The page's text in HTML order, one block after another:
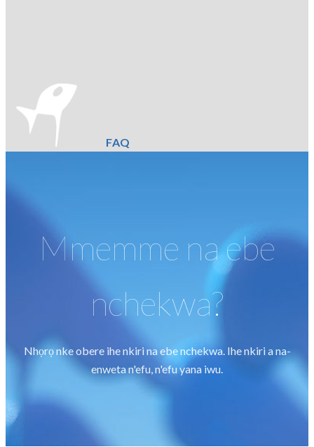
FAQ
Mmemme na ebe
nchekwa?
Nhọrọ nke obere ihe nkiri na ebe nchekwa. Ihe nkiri a na-
enweta n'efu, n'efu yana iwu.